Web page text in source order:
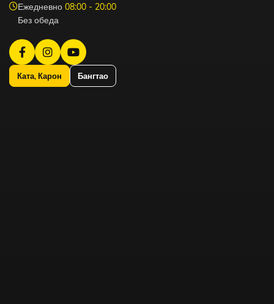
Ежедневно 08:00 - 20:00
Без обеда
Ката, Карон Бангтао